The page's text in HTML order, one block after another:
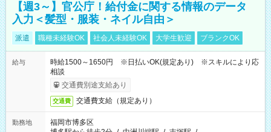
【週3～】官公庁！給付金に関する情報のデータ
入力＜髪型・服装・ネイル自由＞
派遣 職種未経験OK 社会人未経験OK 大学生歓迎 ブランクOK
給与
時給1500～1650円 ※日払いOK(規定あり) ※スキルにより応
相談
交通費別途支給あり
交通費 交通費支給（規定あり）
勤務地
福岡市博多区